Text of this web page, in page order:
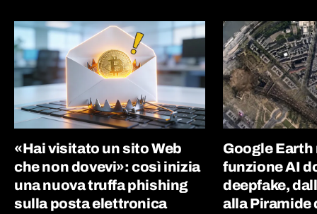
«Hai visitato un sito Web
che non dovevi»: così inizia
una nuova truffa phishing
sulla posta elettronica
Google Earth
funzione AI
deepfake,
alla Piramide